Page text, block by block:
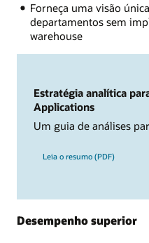
Forneça uma visão
departamentos sem
warehouse
Estratégia analítica
Applications
Um guia de análises
Leia o resumo (PDF)
Desempenho superior